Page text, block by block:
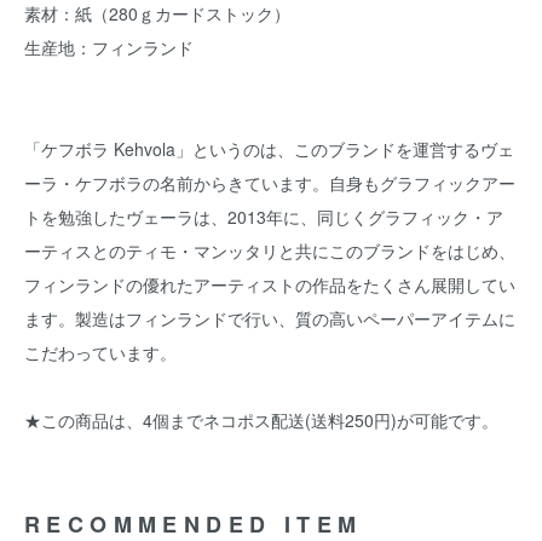
素材：紙（280ｇカードストック）
生産地：フィンランド
「ケフボラ Kehvola」というのは、このブランドを運営するヴェ
ーラ・ケフボラの名前からきています。自身もグラフィックアー
トを勉強したヴェーラは、2013年に、同じくグラフィック・ア
ーティスとのティモ・マンッタリと共にこのブランドをはじめ、
フィンランドの優れたアーティストの作品をたくさん展開してい
ます。製造はフィンランドで行い、質の高いペーパーアイテムに
こだわっています。
★この商品は、4個までネコポス配送(送料250円)が可能です。
RECOMMENDED ITEM